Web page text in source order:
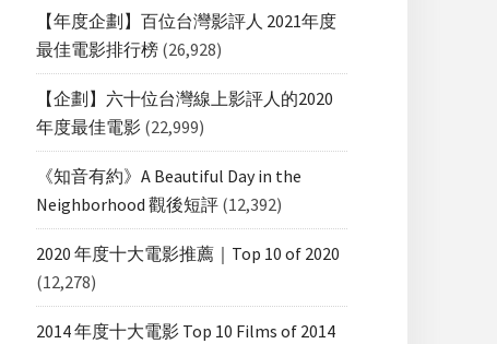
【年度企劃】百位台灣影評人 2021年度
最佳電影排行榜 (26,928)
【企劃】六十位台灣線上影評人的2020
年度最佳電影 (22,999)
《知音有約》A Beautiful Day in the
Neighborhood 觀後短評 (12,392)
2020 年度十大電影推薦｜Top 10 of 2020
(12,278)
2014 年度十大電影 Top 10 Films of 2014